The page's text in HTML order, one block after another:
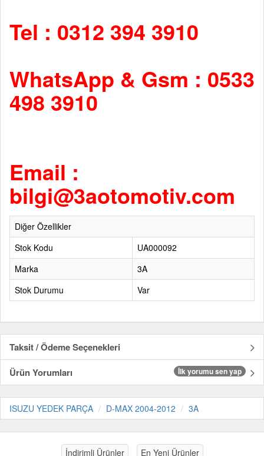
Tel : 0312 394 3910
WhatsApp & Gsm : 0533
498 3910
Email :
bilgi@3aotomotiv.com
Diğer Özellikler
Stok Kodu
UA000092
Marka
3A
Stok Durumu
Var
Taksit / Ödeme Seçenekleri
Ürün Yorumları
İlk yorumu sen yap
ISUZU YEDEK PARÇA D-MAX 2004-2012 3A
İndirimli Ürünler En Yeni Ürünler